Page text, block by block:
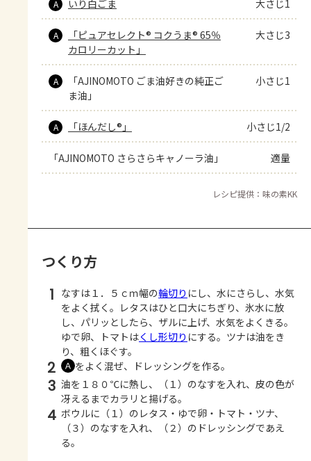
A いり白ごま 大さじ1
A
「ピュアセレクト® コクうま® 65％
カロリーカット」
大さじ3
A
「AJINOMOTO ごま油好きの純正ご
ま油」
小さじ1
A 「ほんだし®」 小さじ1/2
「AJINOMOTO さらさらキャノーラ油」 適量
レシピ提供：味の素KK
つくり方
1 なすは１．５ｃｍ幅の輪切り にし、水にさらし、水気
をよく拭く。レタスはひと口大にちぎり、氷水に放
し、パリッとしたら、ザルに上げ、水気をよくきる。
ゆで卵、トマトはくし形切り にする。ツナは油をき
り、粗くほぐす。
2 Ａ をよく混ぜ、ドレッシングを作る。
3 油を１８０℃に熱し、（１）のなすを入れ、皮の色が
冴えるまでカラリと揚げる。
4 ボウルに（１）のレタス・ゆで卵・トマト・ツナ、
（３）のなすを入れ、（２）のドレッシングであえ
る。